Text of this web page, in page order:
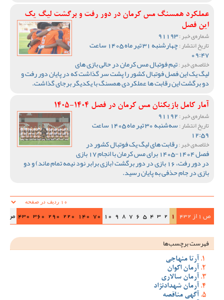
عملکرد همسنگ مس کرمان در دور رفت و برگشت لیگ یک
این فصل
شماره‌ی خبر :
تاریخ انتشار : چهارشنبه 31 تیر ماه 1405 ساعت
09:47
خلاصه‌ی خبر :تیم فوتبال مس کرمان در حالی بازی های
لیگ یک این فصل فوتبال کشور را پشت سر گذاشت که در پایان دور رفت و
دو برگشت این رقابت ها عملکردی همسنگ با یکدیگر برجای گذاشت.
آمار کامل بازیکنان مس کرمان در فصل 1404-1405
شماره‌ی خبر :
تاریخ انتشار : سه‌شنبه 30 تیر ماه 1405 ساعت
12:59
خلاصه‌ی خبر :رقابت های لیگ یک فوتبال کشور در
فصل 1404-1405 برای مس کرمان با انجام 17 بازی
در دور رفت، 16 بازی در دور برگشت (بازی برابر نود نیمه تمام ماند) و دو
بازی در جام حذفی به پایان رسید.
ص 1 از 432 1
2
3
4
5
6
7
8
9
10
70
140
220
290
360
430
فهرست برچسب‌ها
آرتا منهاجی
آرمان اکوان
آرمان سالاری
آرمان شهدادنژاد
آگهی مناقصه